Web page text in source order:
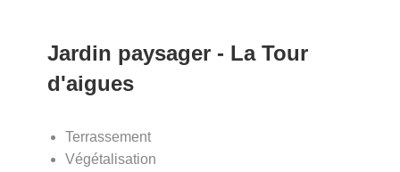
Jardin paysager - La Tour
d'aigues
Terrassement
Végétalisation